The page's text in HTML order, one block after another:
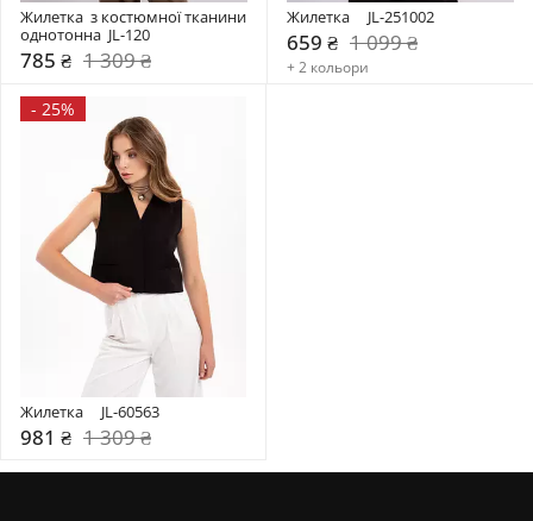
Жилетка  з костюмної тканини
однотонна  JL-120
785 ₴ 1 309 ₴
Жилетка     JL-251002
659 ₴ 1 099 ₴
+ 2 кольори
- 25%
Жилетка     JL-60563
981 ₴ 1 309 ₴